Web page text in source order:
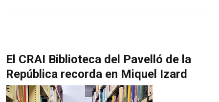
El CRAI Biblioteca del Pavelló de la
República recorda en Miquel Izard